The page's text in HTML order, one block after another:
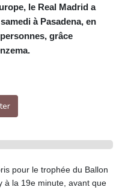
le Real Madrid a
à Pasadena, en
grâce
pour le trophée du Ballon
à la 19e minute, avant que